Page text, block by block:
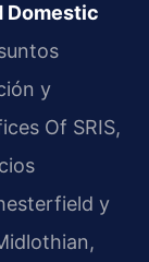
Domestic
y
Of SRIS,
y